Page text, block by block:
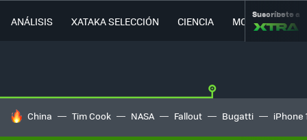
ANÁLISIS XATAKA SELECCIÓN CIENCIA MOVILIDAD
Suscríbete a
HOY SE HABLA DE
China Tim Cook NASA Fallout Bugatti iPhone